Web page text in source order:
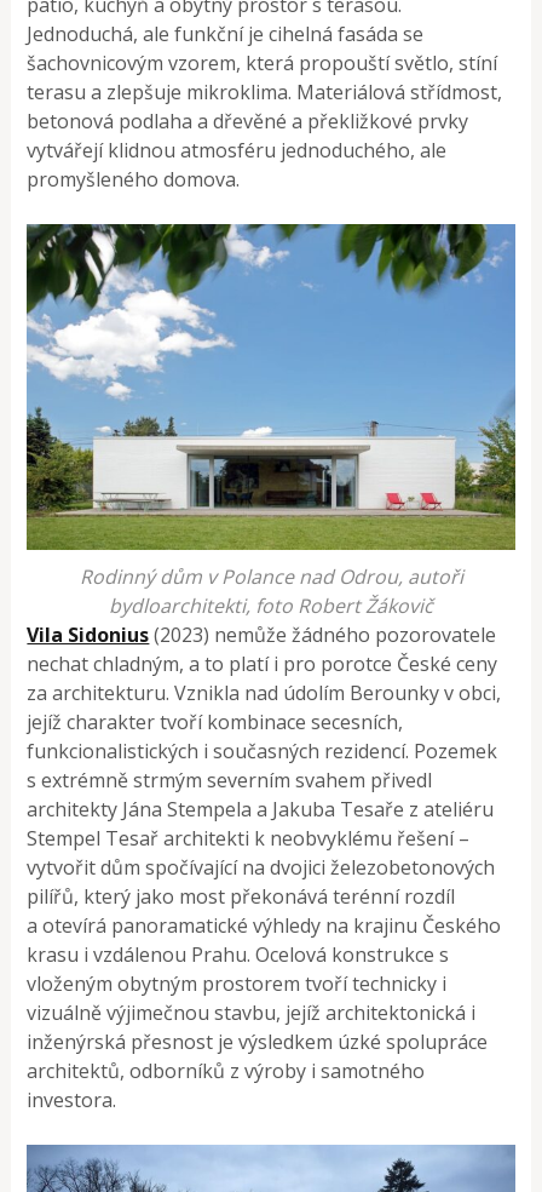
Jednoduchá, ale funkční je cihelná fasáda se
šachovnicovým vzorem, která propouští světlo, stíní
terasu a zlepšuje mikroklima. Materiálová střídmost,
betonová podlaha a dřevěné a překližkové prvky
vytvářejí klidnou atmosféru jednoduchého, ale
promyšleného domova.
Rodinný dům v Polance nad Odrou, autoři
bydloarchitekti, foto Robert Žákovič
Vila Sidonius (2023) nemůže žádného pozorovatele
nechat chladným, a to platí i pro porotce České ceny
za architekturu. Vznikla nad údolím Berounky v obci,
jejíž charakter tvoří kombinace secesních,
funkcionalistických i současných rezidencí. Pozemek
s extrémně strmým severním svahem přivedl
architekty Jána Stempela a Jakuba Tesaře z ateliéru
Stempel Tesař architekti k neobvyklému řešení –
vytvořit dům spočívající na dvojici železobetonových
pilířů, který jako most překonává terénní rozdíl
a otevírá panoramatické výhledy na krajinu Českého
krasu i vzdálenou Prahu. Ocelová konstrukce s
vloženým obytným prostorem tvoří technicky i
vizuálně výjimečnou stavbu, jejíž architektonická i
inženýrská přesnost je výsledkem úzké spolupráce
architektů, odborníků z výroby i samotného
investora.